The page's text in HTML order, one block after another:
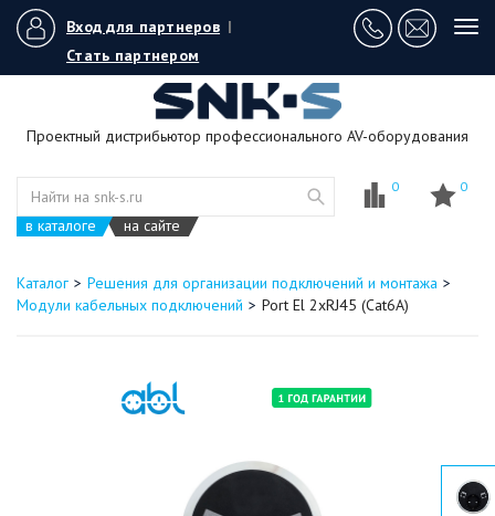
Вход для партнеров |
Стать партнером
Проектный дистрибьютор профессионального AV-оборудования
в каталоге на сайте
0 0
Каталог
Решения для организации подключений и монтажа
Модули кабельных подключений
Port El 2xRJ45 (Cat6A)